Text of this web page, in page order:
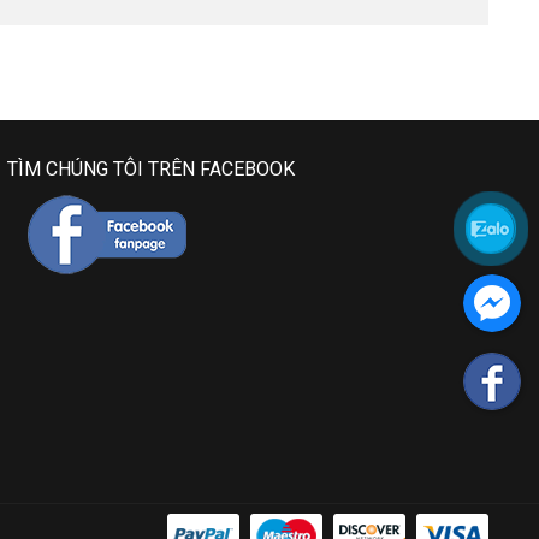
TÌM CHÚNG TÔI TRÊN FACEBOOK